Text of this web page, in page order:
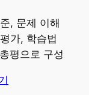
, 문제 이해
가, 학습법
평으로 구성